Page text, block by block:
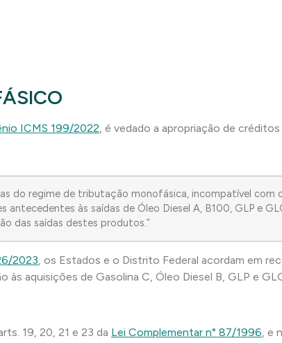
ICMS 199/2022, é vedado a apropriação de
do regime de tributação monofásica, incompatível com
às saídas de Óleo Diesel A, B100, GLP e
das saídas destes produtos.”
2023, os Estados e o Distrito Federal acordam em
às aquisições de Gasolina C, Óleo Diesel B, GLP e
19, 20, 21 e 23 da Lei Complementar n° 87/1996, e